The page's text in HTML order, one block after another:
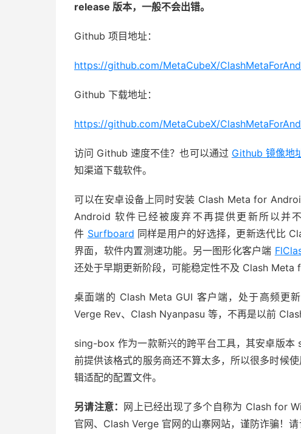
release 版本，一般不会出错。
Github 项目地址：
https://github.com/MetaCubeX/
Github 下载地址：
https://github.com/MetaCubeX/
访问 Github 速度不佳？也可以通过 Github 镜像地
知渠道下载软件。
可以在安卓设备上同时安装 Clash Meta for
Android 软件已经被废弃不再提供更新所以并
件 Surfboard 同样是用户的好选择，更新迭代比
界面，软件内置测速功能。另一图形化客户端
还处于早期更新阶段，可能稳定性不及 Clash Meta
桌面端的 Clash Meta GUI 客户端，处于高频更
Verge Rev、Clash Nyanpasu 等，不再是以前
sing-box 作为一款新兴的跨平台工具，其安卓版
前提供该格式的服务商还不算太多，所以很多时候
辑适配的配置文件。
另请注意： 网上已经出现了多个自称为 Clash for
官网、Clash Verge 官网的山寨网站，谨防诈骗！